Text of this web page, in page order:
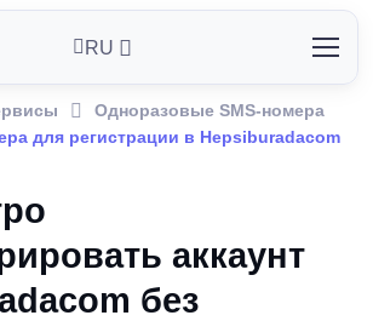
RU
Одноразовые SMS-номера
для регистрации в Hepsiburadacom
аккаунт
без